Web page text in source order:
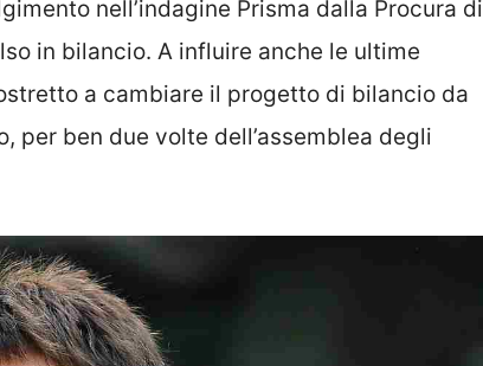
nell’indagine Prisma dalla Procura di
in bilancio. A influire anche le ultime
a cambiare il progetto di bilancio da
per ben due volte dell’assemblea degli